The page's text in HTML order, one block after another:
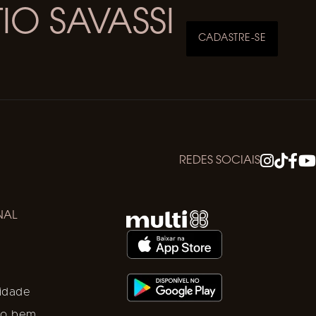
SAVASSI CADASTRE-SE
REDES SOCIAIS